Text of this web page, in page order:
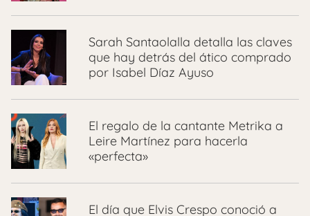
Sarah Santaolalla detalla las claves
que hay detrás del ático comprado
por Isabel Díaz Ayuso
El regalo de la cantante Metrika a
Leire Martínez para hacerla
«perfecta»
El día que Elvis Crespo conoció a